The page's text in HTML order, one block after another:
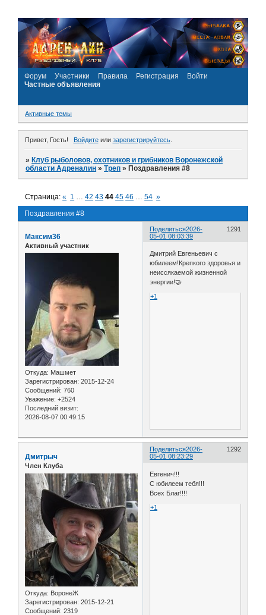
Форум Участники Правила Регистрация
Войти
Частные объявления
Активные темы
Привет, Гость! Войдитеили зарегистрируйтесь.
»Клуб рыболовов, охотников и грибников Воронежской
области Адреналин »Треп »Поздравления #8
Поздравления #8
Страница:« 1 … 42 43 44 45 46 … 54 »
Поделиться 1291
2026-
05-01 08:03:39
Максим36
Активный участник
Откуда: Машмет
Зарегистрирован: 2015-12-24
Сообщений: 760
Уважение: +2524
Последний визит:
2026-08-07 00:49:15
Дмитрий Евгеньевич с
юбилеем!Крепкого здоровья и
неиссякаемой жизненной
энергии!🤝
+1
Поделиться 1292
2026-
05-01 08:23:29
Дмитрыч
Член Клуба
Откуда: ВоронеЖ
Зарегистрирован: 2015-12-21
Сообщений: 2319
Евгенич!!!
С юбилеем тебя!!!
Всех Благ!!!!
+1